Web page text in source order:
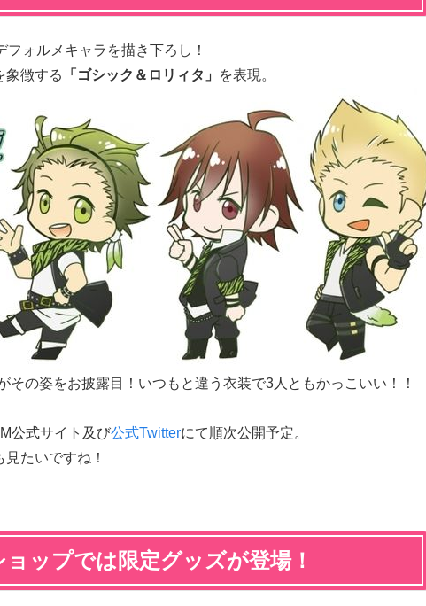
フォルメキャラを描き下ろし！
象徴する
「ゴシック＆ロリィタ」 を表現。
その姿をお披露目！いつもと違う衣装で3人ともかっこいい！！
公式サイト及び公式Twitterにて順次公開予定。
たいですね！
ップでは限定グッズが登場！